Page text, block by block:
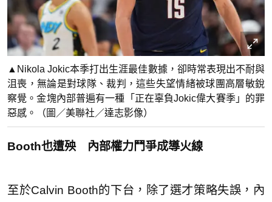
▲Nikola Jokic本季打出生涯最佳數據，卻時常表現出不耐與
沮喪，無論是對球隊、裁判，這些失望情緒被球團高層敏銳
察覺。金塊內部普遍有一種「正在辜負Jokic偉大賽季」的罪
惡感。（圖／美聯社／達志影像）
Booth也遭殃 內部權力鬥爭成導火線
至於Calvin Booth的下台，除了選才策略失誤，內